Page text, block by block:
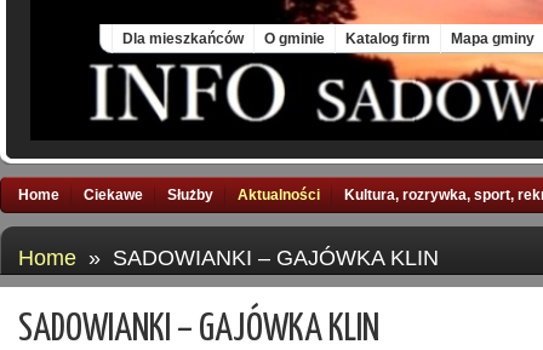
Dla mieszkańców O gminie Katalog firm Mapa gminy
Home Ciekawe Służby Aktualności Kultura, rozrywka, sport,
Home » SADOWIANKI – GAJÓWKA KLIN
SADOWIANKI – GAJÓWKA KLIN